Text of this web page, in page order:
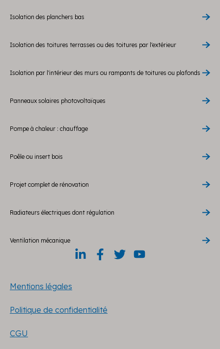
Isolation des planchers bas
Isolation des toitures terrasses ou des toitures par l'extérieur
Isolation par l'intérieur des murs ou rampants de toitures ou plafonds
Panneaux solaires photovoltaïques
Pompe à chaleur : chauffage
Poêle ou insert bois
Projet complet de rénovation
Radiateurs électriques dont régulation
Ventilation mécanique
Mentions légales
Politique de confidentialité
CGU